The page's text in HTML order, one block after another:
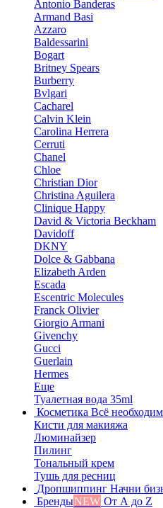
Antonio Banderas
Armand Basi
Azzaro
Baldessarini
Bogart
Britney Spears
Burberry
Bvlgari
Cacharel
Calvin Klein
Carolina Herrera
Cerruti
Chanel
Chloe
Christian Dior
Christina Aguilera
Clinique Happy
David & Victoria Beckham
Davidoff
DKNY
Dolce & Gabbana
Elizabeth Arden
Escada
Escentric Molecules
Franck Olivier
Giorgio Armani
Givenchy
Gucci
Guerlain
Hermes
Еще
Туалетная вода 35ml
Косметика Всё
Кисти для макияжа
Люминайзер
Пилинг
Тональный крем
Тушь для ресниц
Дропшиппинг Начни
БрендыNEW От А до Z